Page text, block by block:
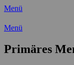
Menü
Freizeit mit
Menü
Primäres